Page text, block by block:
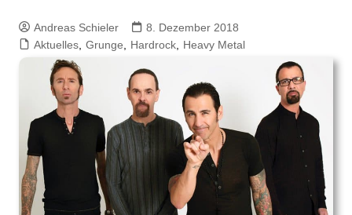
Andreas Schieler
8. Dezember 2018
Aktuelles, Grunge Hardrock, Heavy Metal